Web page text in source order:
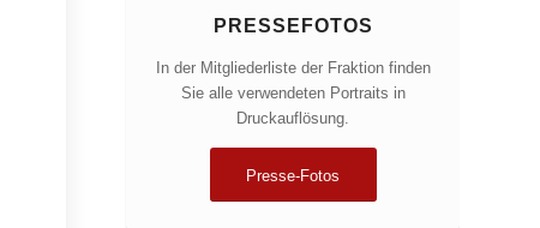
PRESSEFOTOS
In der Mitgliederliste der Fraktion finden
Sie alle verwendeten Portraits in
Druckauflösung.
Presse-Fotos